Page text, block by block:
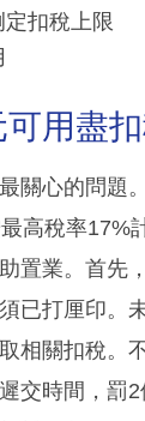
扣稅上限
用盡
關心的問題
高稅率17%
置業。首先
已打厘印。
相關扣稅。
交時間，罰